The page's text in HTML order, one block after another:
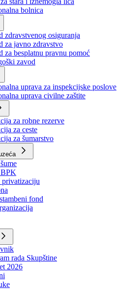
za socijalni rad
stara i iznemogla lica
bolnica
zdravstvenog osiguranja
za javno zdravstvo
za besplatnu pravnu pomoć
zavod
uprava za inspekcijske poslove
uprava civilne zaštite
za robne rezerve
za ceste
za šumarstvo
fond
rada Skupštine